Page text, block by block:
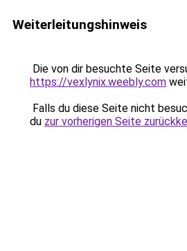
Weiterleitungshinweis
Die von dir besuchte Seite
https://vexlynix.weebly.com
Falls du diese Seite nicht
du zur vorherigen Seite